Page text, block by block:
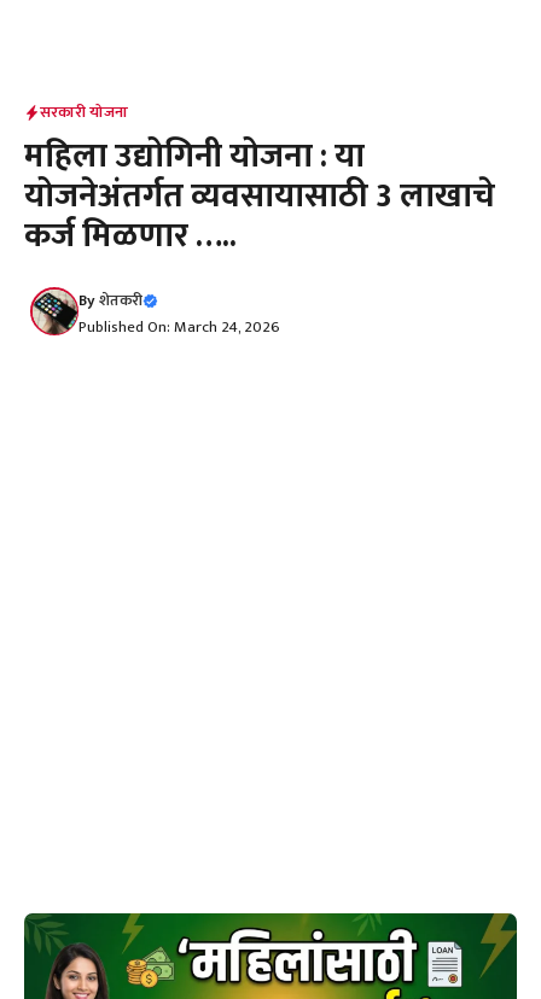
सरकारी योजना
महिला उद्योगिनी योजना : या
योजनेअंतर्गत व्यवसायासाठी 3 लाखाचे
कर्ज मिळणार …..
Byशेतकरी
Published On: March 24, 2026